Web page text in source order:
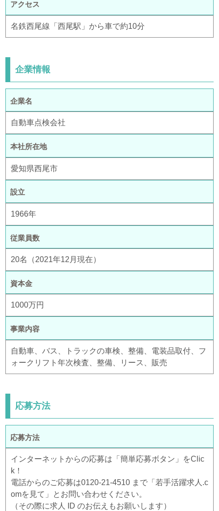
アクセス
名鉄西尾線「西尾駅」から車で約10分
企業情報
企業名
自動車点検会社
本社所在地
愛知県西尾市
設立
1966年
従業員数
20名（2021年12月現在）
資本金
1000万円
事業内容
自動車、バス、トラックの車検、整備、電装品取付、フ
ォークリフト年次検査、整備、リース、販売
応募方法
応募方法
インターネットからの応募は「簡単応募ボタン」をClic
k！
電話からのご応募は0120-21-4510 まで「若手活躍求人.c
omを見て」とお問い合わせください。
（その際に求人 ID のお伝えもお願いします）